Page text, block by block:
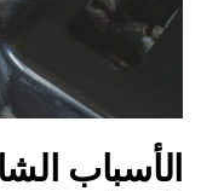
الأسباب